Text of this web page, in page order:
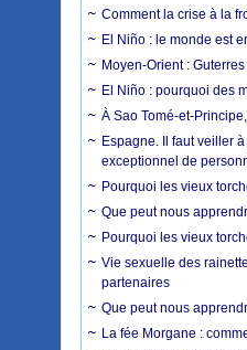
Comment la crise à la
El Niño : le monde est
Moyen-Orient :
El Niño : pourquoi des
À Sao Tomé-et-
Espagne. Il faut veiller
exceptionnel de
Pourquoi les vieux
Que peut nous
Pourquoi les vieux
Vie sexuelle des
partenaires
Que peut nous
La fée Morgane :